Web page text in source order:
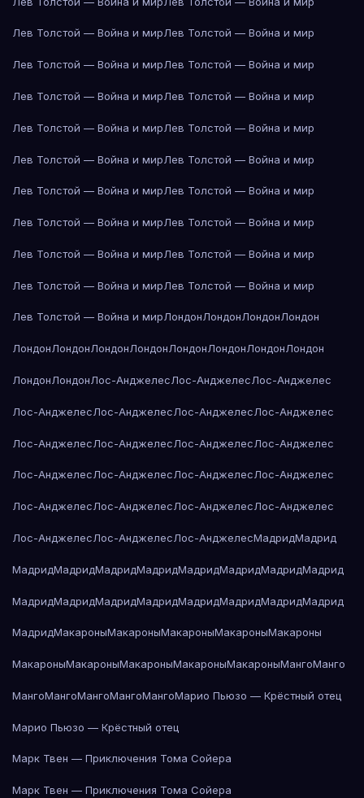
Лев Толстой — Война и мирЛев Толстой — Война и мир
Лев Толстой — Война и мирЛев Толстой — Война и мир
Лев Толстой — Война и мирЛев Толстой — Война и мир
Лев Толстой — Война и мирЛев Толстой — Война и мир
Лев Толстой — Война и мирЛев Толстой — Война и мир
Лев Толстой — Война и мирЛев Толстой — Война и мир
Лев Толстой — Война и мирЛев Толстой — Война и мир
Лев Толстой — Война и мирЛев Толстой — Война и мир
Лев Толстой — Война и мирЛев Толстой — Война и мир
Лев Толстой — Война и мирЛондонЛондонЛондонЛондон
ЛондонЛондонЛондонЛондонЛондонЛондонЛондонЛондон
ЛондонЛондонЛос-АнджелесЛос-АнджелесЛос-Анджелес
Лос-АнджелесЛос-АнджелесЛос-АнджелесЛос-Анджелес
Лос-АнджелесЛос-АнджелесЛос-АнджелесЛос-Анджелес
Лос-АнджелесЛос-АнджелесЛос-АнджелесЛос-Анджелес
Лос-АнджелесЛос-АнджелесЛос-АнджелесЛос-Анджелес
Лос-АнджелесЛос-АнджелесЛос-АнджелесМадридМадрид
МадридМадридМадридМадридМадридМадридМадридМадрид
МадридМадридМадридМадридМадридМадридМадридМадрид
МадридМакароныМакароныМакароныМакароныМакароны
МакароныМакароныМакароныМакароныМакароныМангоМанго
МангоМангоМангоМангоМангоМарио Пьюзо — Крёстный отец
Марио Пьюзо — Крёстный отец
Марк Твен — Приключения Тома Сойера
Марк Твен — Приключения Тома Сойера